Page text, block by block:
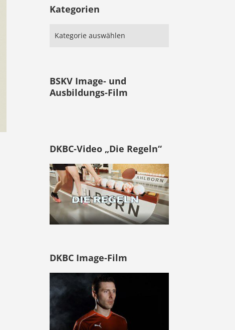
Kategorien
BSKV Image- und
Ausbildungs-Film
DKBC-Video „Die Regeln“
DKBC Image-Film